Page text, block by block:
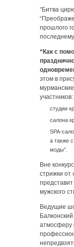
“Битва
прошлого
“Как с
этом в
участников:
студии
салона
SPA-
а также
моды”.
Вне
стрижки от
мужского
Ведущие
атмосферу